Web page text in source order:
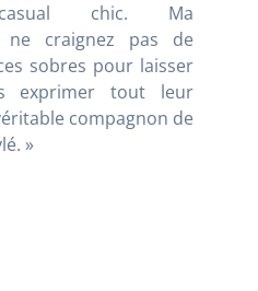
chic. Ma
ne craignez pas de
sobres pour laisser
exprimer tout leur
compagnon de
»